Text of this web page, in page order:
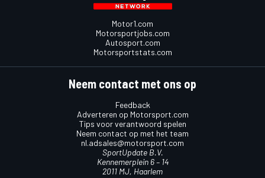
Motor1.com
Motorsportjobs.com
Autosport.com
Motorsportstats.com
Neem contact met ons op
Feedback
Adverteren op Motorsport.com
Tips voor verantwoord spelen
Neem contact op met het team
nl.adsales@motorsport.com
SportUpdate B.V.
Kennemerplein 6 – 14
2011 MJ, Haarlem